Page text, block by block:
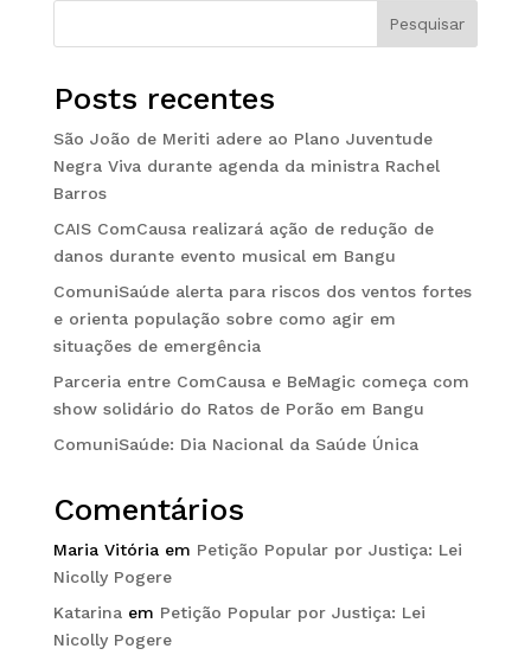
Pesquisar
Posts recentes
São João de Meriti adere ao Plano Juventude
Negra Viva durante agenda da ministra Rachel
Barros
CAIS ComCausa realizará ação de redução de
danos durante evento musical em Bangu
ComuniSaúde alerta para riscos dos ventos fortes
e orienta população sobre como agir em
situações de emergência
Parceria entre ComCausa e BeMagic começa com
show solidário do Ratos de Porão em Bangu
ComuniSaúde: Dia Nacional da Saúde Única
Comentários
Maria Vitóriaem Petição Popular por Justiça: Lei
Nicolly Pogere
Katarinaem Petição Popular por Justiça: Lei
Nicolly Pogere